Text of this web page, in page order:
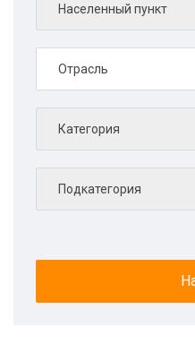
Населенный пункт
Отрасль
Категория
Подкатегория